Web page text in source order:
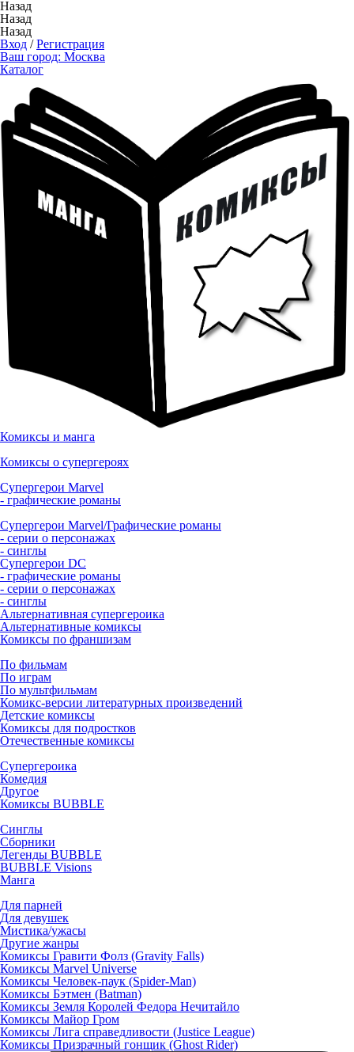
Назад
Назад
Назад
Вход /Регистрация
Ваш город: Москва
Каталог
Комиксы и манга
Комиксы о супергероях
Супергерои Marvel
- графические романы
Супергерои Marvel/Графические романы
- серии о персонажах
- синглы
Супергерои DC
- графические романы
- серии о персонажах
- синглы
Альтернативная супергероика
Альтернативные комиксы
Комиксы по франшизам
По фильмам
По играм
По мультфильмам
Комикс-версии литературных произведений
Детские комиксы
Комиксы для подростков
Отечественные комиксы
Супергероика
Комедия
Другое
Комиксы BUBBLE
Синглы
Сборники
Легенды BUBBLE
BUBBLE Visions
Манга
Для парней
Для девушек
Мистика/ужасы
Другие жанры
Комиксы Гравити Фолз (Gravity Falls)
Комиксы Marvel Universe
Комиксы Человек-паук (Spider-Man)
Комиксы Бэтмен (Batman)
Комиксы Земля Королей Федора Нечитайло
Комиксы Майор Гром
Комиксы Лига справедливости (Justice League)
Комиксы Призрачный гонщик (Ghost Rider)